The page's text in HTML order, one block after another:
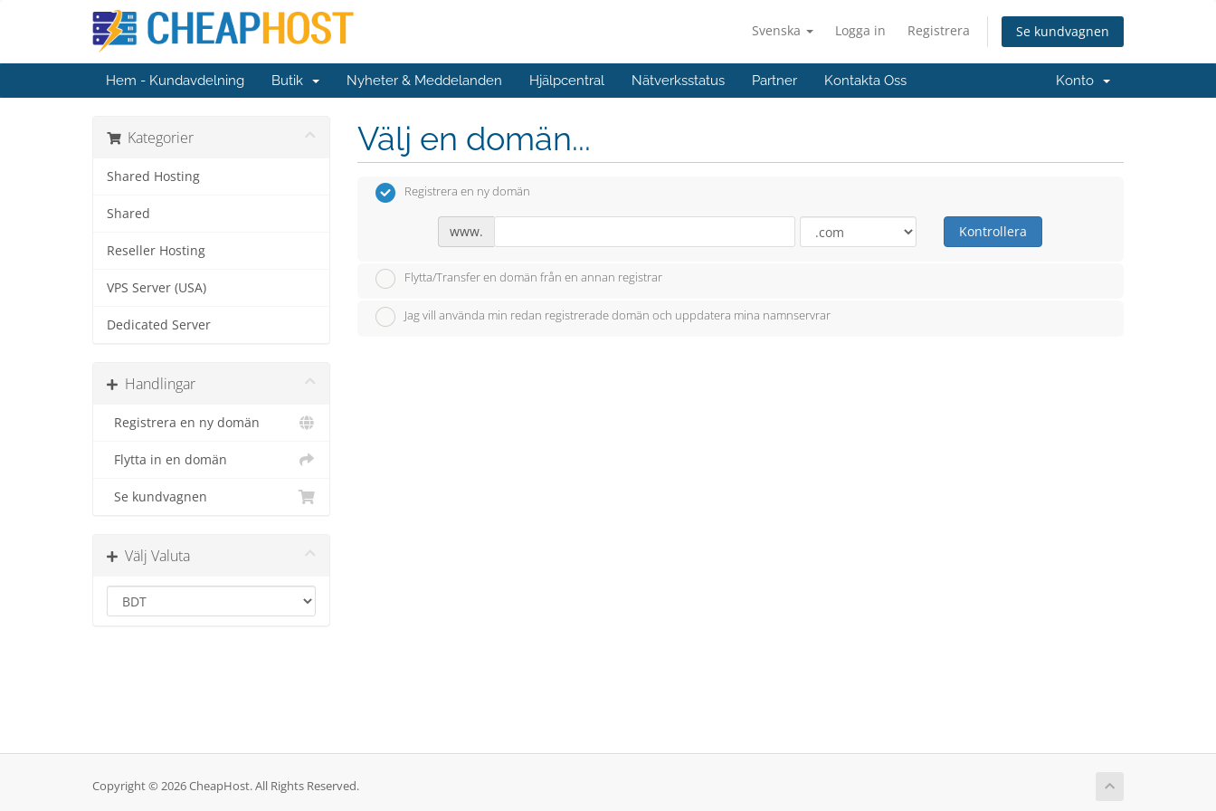
Svenska Logga in Registrera Se kundvagnen
Hem - Kundavdelning Butik Nyheter & Meddelanden Hjälpcentral Nätverksstatus Partner Kontakta Oss Konto
Kategorier
Shared Hosting
Shared
Reseller Hosting
VPS Server (USA)
Dedicated Server
Handlingar
Registrera en ny domän
Flytta in en domän
Se kundvagnen
Välj Valuta
Välj en domän...
Registrera en ny domän
www. Kontrollera
Flytta/Transfer en domän från en annan registrar
Jag vill använda min redan registrerade domän och uppdatera mina namnservrar
Copyright © 2026 CheapHost. All Rights Reserved.